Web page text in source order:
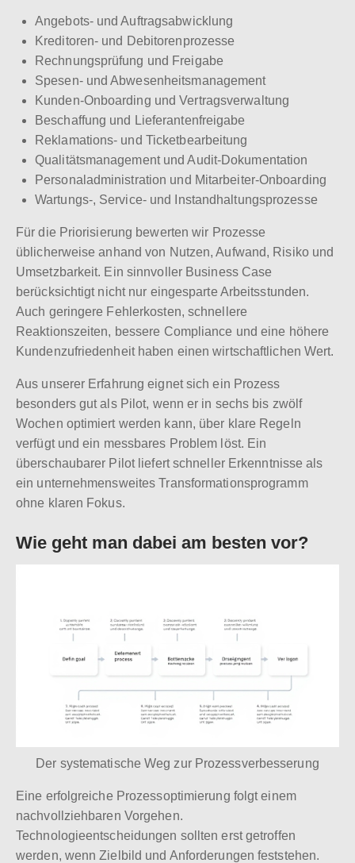
Angebots- und Auftragsabwicklung
Kreditoren- und Debitorenprozesse
Rechnungsprüfung und Freigabe
Spesen- und Abwesenheitsmanagement
Kunden-Onboarding und Vertragsverwaltung
Beschaffung und Lieferantenfreigabe
Reklamations- und Ticketbearbeitung
Qualitätsmanagement und Audit-Dokumentation
Personaladministration und Mitarbeiter-Onboarding
Wartungs-, Service- und Instandhaltungsprozesse
Für die Priorisierung bewerten wir Prozesse
üblicherweise anhand von Nutzen, Aufwand, Risiko und
Umsetzbarkeit. Ein sinnvoller Business Case
berücksichtigt nicht nur eingesparte Arbeitsstunden.
Auch geringere Fehlerkosten, schnellere
Reaktionszeiten, bessere Compliance und eine höhere
Kundenzufriedenheit haben einen wirtschaftlichen Wert.
Aus unserer Erfahrung eignet sich ein Prozess
besonders gut als Pilot, wenn er in sechs bis zwölf
Wochen optimiert werden kann, über klare Regeln
verfügt und ein messbares Problem löst. Ein
überschaubarer Pilot liefert schneller Erkenntnisse als
ein unternehmensweites Transformationsprogramm
ohne klaren Fokus.
Wie geht man dabei am besten vor?
Der systematische Weg zur Prozessverbesserung
Eine erfolgreiche Prozessoptimierung folgt einem
nachvollziehbaren Vorgehen.
Technologieentscheidungen sollten erst getroffen
werden, wenn Zielbild und Anforderungen feststehen.